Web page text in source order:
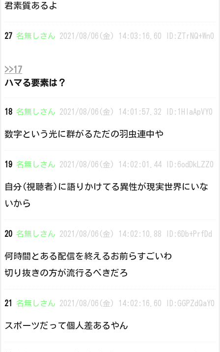
君素質あるよ
27 名無しさん 2021/08/06(金) 14:03:16.60 ID:ZTrNQ+Wn0
>>17
ハマる要素は？
18 名無しさん 2021/08/06(金) 14:01:57.32 ID:1HlaApVY0
数字という光に群がるただの羽虫連中や
19 名無しさん 2021/08/06(金) 14:02:01.44 ID:6odDkLZZ0
自分(視聴者)に語りかけてる異性が現実世界にいな
いから
20 名無しさん 2021/08/06(金) 14:02:10.88 ID:6Db+PrfDd
何時間とある配信を終えるお前らすごいわ
切り抜きの方が流行るべきだろ
21 名無しさん 2021/08/06(金) 14:02:16.60 ID:GGPZdQaY0
スポーツだって個人差あるやん